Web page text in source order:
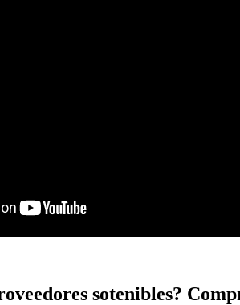
sotenibles?